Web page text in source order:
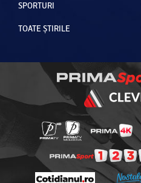
SPORTURI
TOATE ȘTIRILE